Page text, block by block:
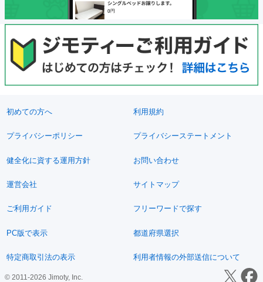
初めての方へ 利用規約
プライバシーポリシー プライバシーステートメント
健全化に資する運用方針 お問い合わせ
運営会社 サイトマップ
ご利用ガイド フリーワードで探す
PC版で表示 都道府県選択
特定商取引法の表示 利用者情報の外部送信について
© 2011-2026 Jimoty, Inc.